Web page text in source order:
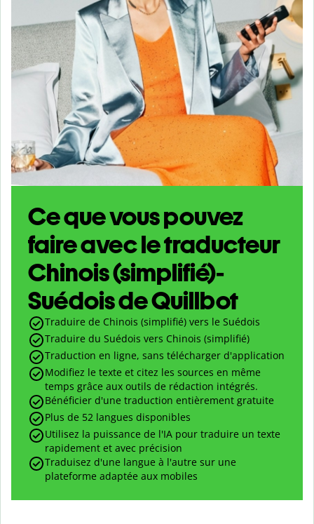
Ce que vous pouvez
faire avec le traducteur
Chinois (simplifié)-
Suédois de Quillbot
Traduire de Chinois (simplifié) vers le Suédois
Traduire du Suédois vers Chinois (simplifié)
Traduction en ligne, sans télécharger d'application
Modifiez le texte et citez les sources en même
temps grâce aux outils de rédaction intégrés.
Bénéficier d'une traduction entièrement gratuite
Plus de 52 langues disponibles
Utilisez la puissance de l'IA pour traduire un texte
rapidement et avec précision
Traduisez d'une langue à l'autre sur une
plateforme adaptée aux mobiles